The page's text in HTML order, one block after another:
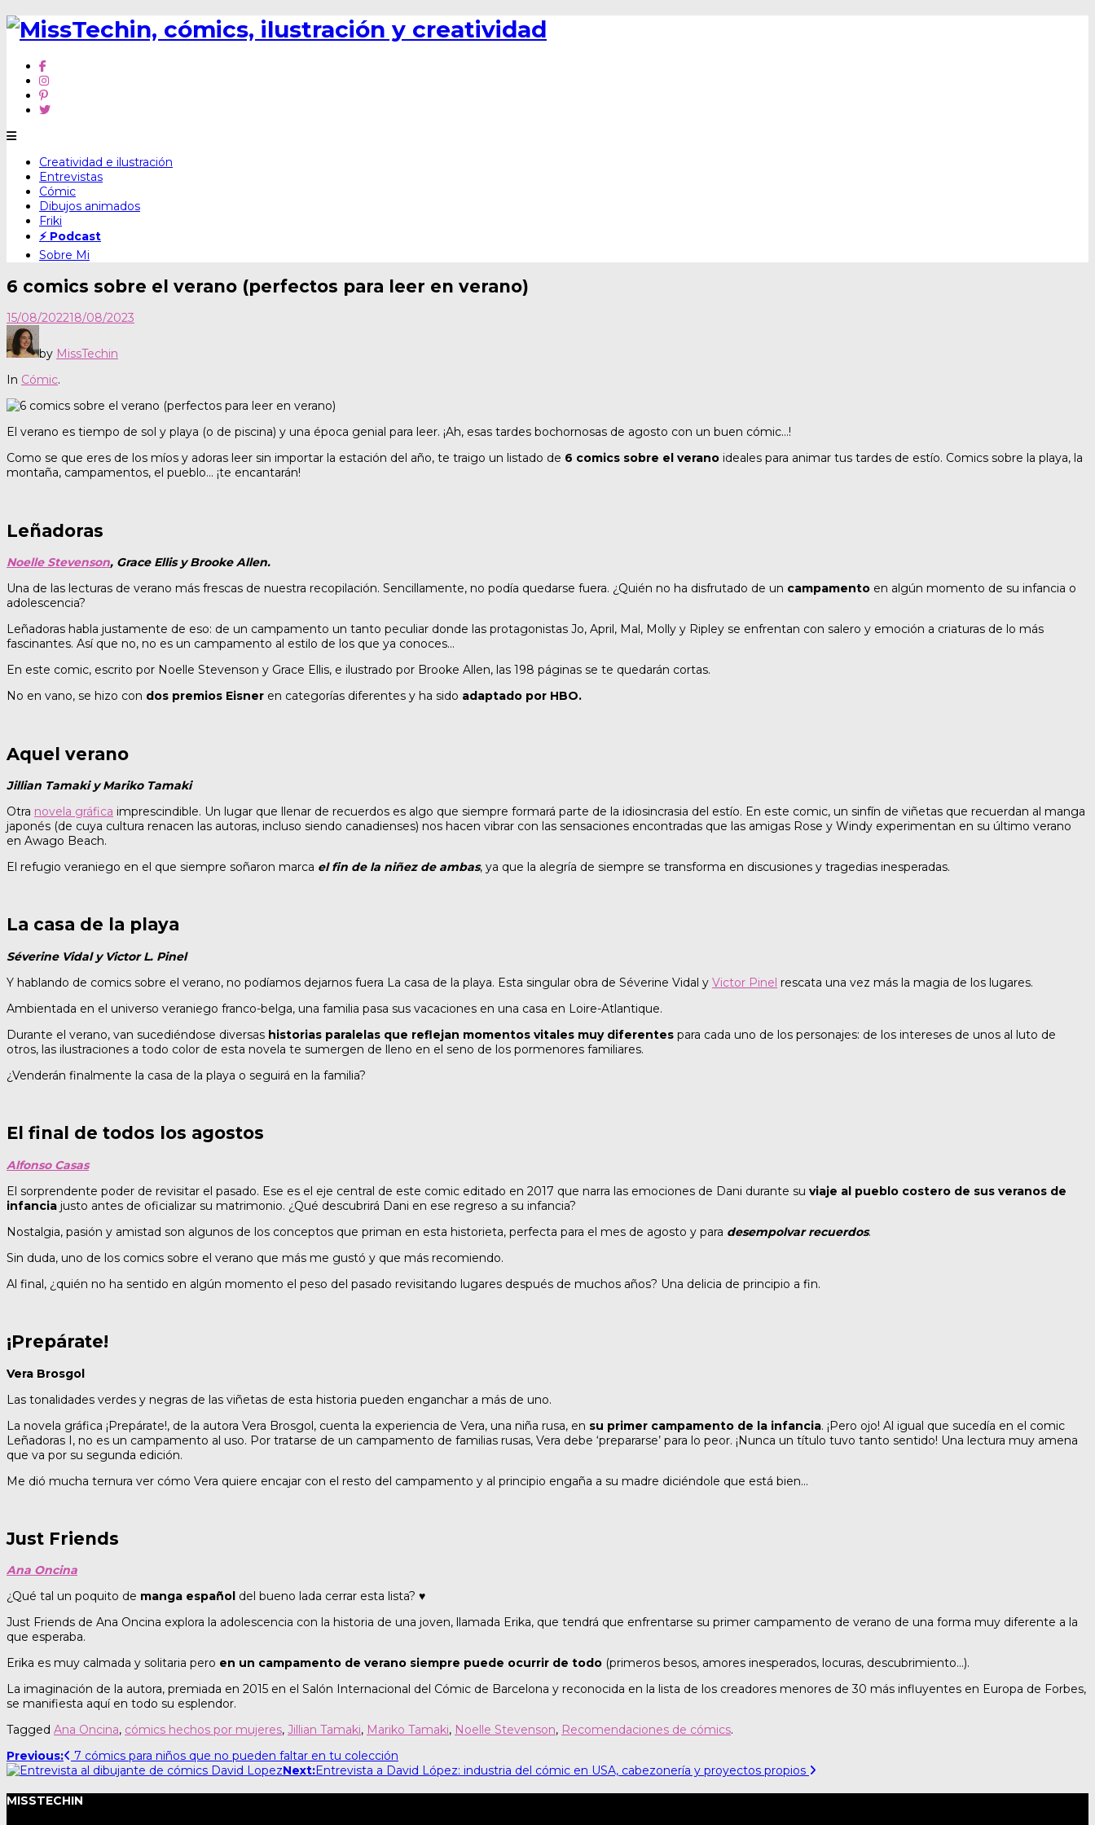
Skip
content
Creatividad e ilustración
Entrevistas
Cómic
Dibujos animados
Friki
⚡ Podcast
Sobre Mi
6 comics sobre el verano (perfectos para leer en verano)
15/08/202218/08/2023
by MissTechin
In Cómic.
El verano es tiempo de sol y playa (o de piscina) y una época genial para leer. ¡Ah, esas tardes bochornosas de agosto con un buen cómic…!
Como se que eres de los míos y adoras leer sin importar la estación del año, te traigo un listado de 6 comics sobre el verano ideales para animar tus tardes de estío. Comics sobre la playa, la
montaña, campamentos, el pueblo… ¡te encantarán!
Leñadoras
Noelle Stevenson, Grace Ellis y Brooke Allen.
Una de las lecturas de verano más frescas de nuestra recopilación. Sencillamente, no podía quedarse fuera. ¿Quién no ha disfrutado de un campamento en algún momento de su infancia o
adolescencia?
Leñadoras habla justamente de eso: de un campamento un tanto peculiar donde las protagonistas Jo, April, Mal, Molly y Ripley se enfrentan con salero y emoción a criaturas de lo más
fascinantes. Así que no, no es un campamento al estilo de los que ya conoces…
En este comic, escrito por Noelle Stevenson y Grace Ellis, e ilustrado por Brooke Allen, las 198 páginas se te quedarán cortas.
No en vano, se hizo con dos premios Eisner en categorías diferentes y ha sido adaptado por HBO.
Aquel verano
Jillian Tamaki y Mariko Tamaki
Otra novela gráfica imprescindible. Un lugar que llenar de recuerdos es algo que siempre formará parte de la idiosincrasia del estío. En este comic, un sinfín de viñetas que recuerdan al manga
japonés (de cuya cultura renacen las autoras, incluso siendo canadienses) nos hacen vibrar con las sensaciones encontradas que las amigas Rose y Windy experimentan en su último verano
en Awago Beach.
El refugio veraniego en el que siempre soñaron marca el fin de la niñez de ambas, ya que la alegría de siempre se transforma en discusiones y tragedias inesperadas.
La casa de la playa
Séverine Vidal y Victor L. Pinel
Y hablando de comics sobre el verano, no podíamos dejarnos fuera La casa de la playa. Esta singular obra de Séverine Vidal y Victor Pinel rescata una vez más la magia de los lugares.
Ambientada en el universo veraniego franco-belga, una familia pasa sus vacaciones en una casa en Loire-Atlantique.
Durante el verano, van sucediéndose diversas historias paralelas que reflejan momentos vitales muy diferentes para cada uno de los personajes: de los intereses de unos al luto de
otros, las ilustraciones a todo color de esta novela te sumergen de lleno en el seno de los pormenores familiares.
¿Venderán finalmente la casa de la playa o seguirá en la familia?
El final de todos los agostos
Alfonso Casas
El sorprendente poder de revisitar el pasado. Ese es el eje central de este comic editado en 2017 que narra las emociones de Dani durante su viaje al pueblo costero de sus veranos de
infancia justo antes de oficializar su matrimonio. ¿Qué descubrirá Dani en ese regreso a su infancia?
Nostalgia, pasión y amistad son algunos de los conceptos que priman en esta historieta, perfecta para el mes de agosto y para desempolvar recuerdos.
Sin duda, uno de los comics sobre el verano que más me gustó y que más recomiendo.
Al final, ¿quién no ha sentido en algún momento el peso del pasado revisitando lugares después de muchos años? Una delicia de principio a fin.
¡Prepárate!
Vera Brosgol
Las tonalidades verdes y negras de las viñetas de esta historia pueden enganchar a más de uno.
La novela gráfica ¡Prepárate!, de la autora Vera Brosgol, cuenta la experiencia de Vera, una niña rusa, en su primer campamento de la infancia. ¡Pero ojo! Al igual que sucedía en el comic
Leñadoras I, no es un campamento al uso. Por tratarse de un campamento de familias rusas, Vera debe ‘prepararse’ para lo peor. ¡Nunca un título tuvo tanto sentido! Una lectura muy amena
que va por su segunda edición.
Me dió mucha ternura ver cómo Vera quiere encajar con el resto del campamento y al principio engaña a su madre diciéndole que está bien…
Just Friends
Ana Oncina
¿Qué tal un poquito de manga español del bueno lada cerrar esta lista? ♥️
Just Friends de Ana Oncina explora la adolescencia con la historia de una joven, llamada Erika, que tendrá que enfrentarse su primer campamento de verano de una forma muy diferente a la
que esperaba.
Erika es muy calmada y solitaria pero en un campamento de verano siempre puede ocurrir de todo (primeros besos, amores inesperados, locuras, descubrimiento…).
La imaginación de la autora, premiada en 2015 en el Salón Internacional del Cómic de Barcelona y reconocida en la lista de los creadores menores de 30 más influyentes en Europa de Forbes,
se manifiesta aquí en todo su esplendor.
Tagged Ana Oncina, cómics hechos por mujeres, Jillian Tamaki, Mariko Tamaki, Noelle Stevenson, Recomendaciones de cómics.
Post
navigation
Previous:
7 cómics para niños que no pueden faltar en tu colección
Next:Entrevista a David López: industria del cómic en USA, cabezonería y proyectos propios
MISSTECHIN